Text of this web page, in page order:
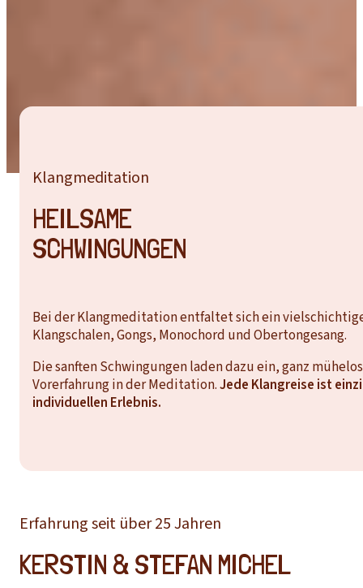
Klangmeditation
HEILSAME
SCHWINGUNGEN
Bei der Klangmeditation entfaltet sich ein
Klangschalen, Gongs, Monochord und Obertongesang.
Die sanften Schwingungen laden dazu ein, ganz
Vorerfahrung in der Meditation.Jede Klangreise ist
individuellen Erlebnis.
Erfahrung seit über 25 Jahren
KERSTIN & STEFAN MICHEL